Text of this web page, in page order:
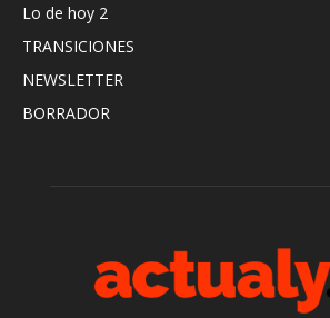
Lo de hoy 2
TRANSICIONES
NEWSLETTER
BORRADOR